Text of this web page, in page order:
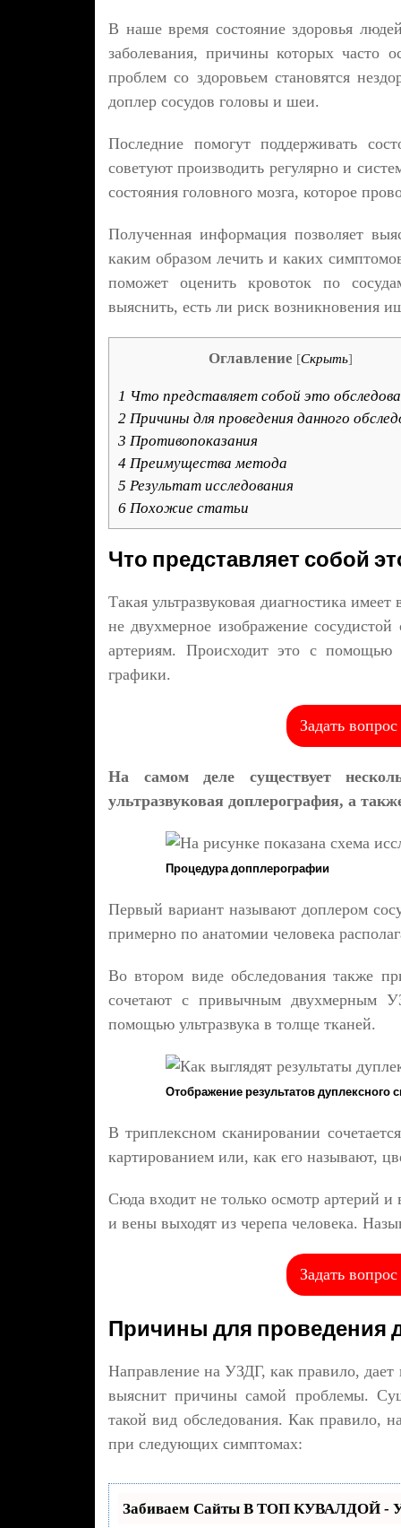
В наше время состояние здоровья
заболевания, причины которых часто
проблем со здоровьем становятся
доплер сосудов головы и шеи.
Последние помогут поддерживать
советуют производить регулярно и
состояния головного мозга, которое
Полученная информация позволяет
каким образом лечить и каких
поможет оценить кровоток по
выяснить, есть ли риск возникновения
Оглавление [Скрыть]
1 Что представляет собой это
2 Причины для проведения данного
3 Противопоказания
4 Преимущества метода
5 Результат исследования
6 Похожие статьи
Что представляет собой
Такая ультразвуковая диагностика
не двухмерное изображение
артериям. Происходит это с помощью
графики.
Задать
На самом деле существует
ультразвуковая доплерография, а
Процедура допплерографии
Первый вариант называют доплером
примерно по анатомии человека
Во втором виде обследования также
сочетают с привычным двухмерным
помощью ультразвука в толще тканей.
Отображение результатов дуплексного
В триплексном сканировании
картированием или, как его называют,
Сюда входит не только осмотр артерий
и вены выходят из черепа человека.
Задать
Причины для проведения
Направление на УЗДГ, как правило, дает
выяснит причины самой проблемы.
такой вид обследования. Как правило,
при следующих симптомах:
Забиваем Сайты В ТОП КУВАЛДОЙ -